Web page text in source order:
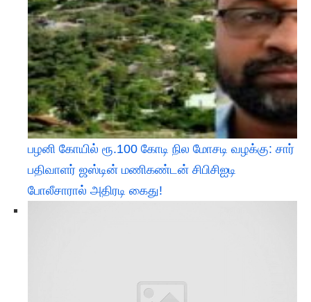
பழனி கோயில் ரூ.100 கோடி நில மோசடி வழக்கு: சார்
பதிவாளர் ஜஸ்டின் மணிகண்டன் சிபிசிஐடி
போலீசாரால் அதிரடி கைது!